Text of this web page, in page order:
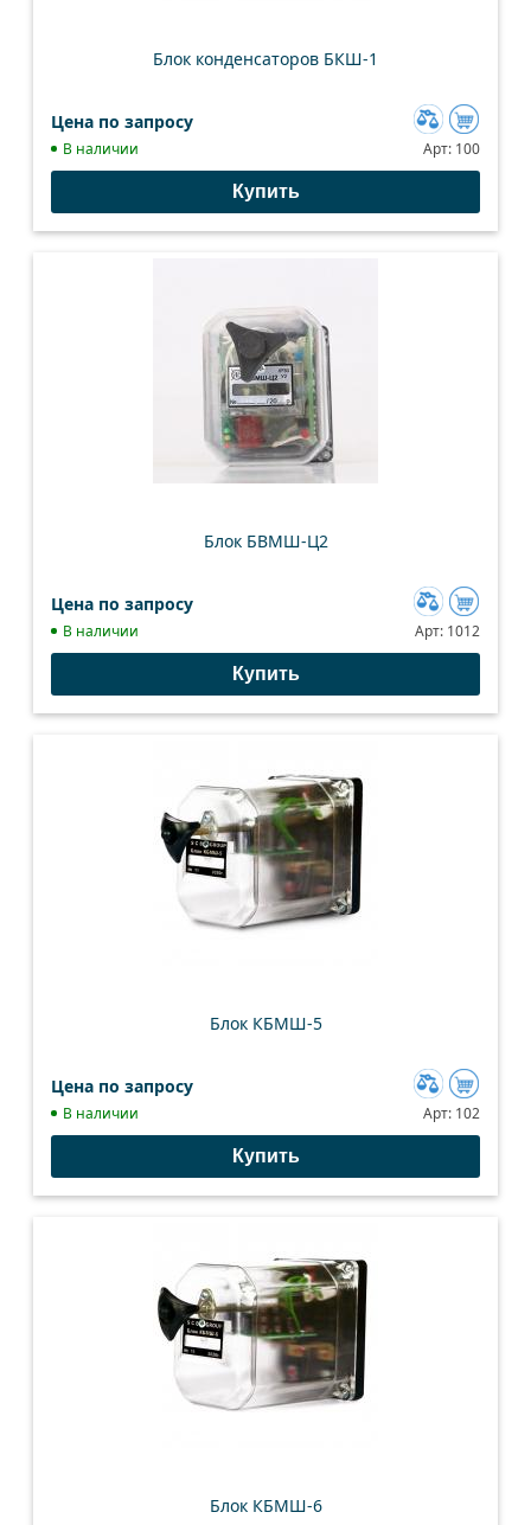
Блок конденсаторов БКШ-1
Цена по запросу
Добавить
к
В наличии Арт: 100
Купить
Блок БВМШ-Ц2
Цена по запросу
Добавить
к
В наличии Арт: 1012
Купить
Блок КБМШ-5
Цена по запросу
Добавить
к
В наличии Арт: 102
Купить
Блок КБМШ-6